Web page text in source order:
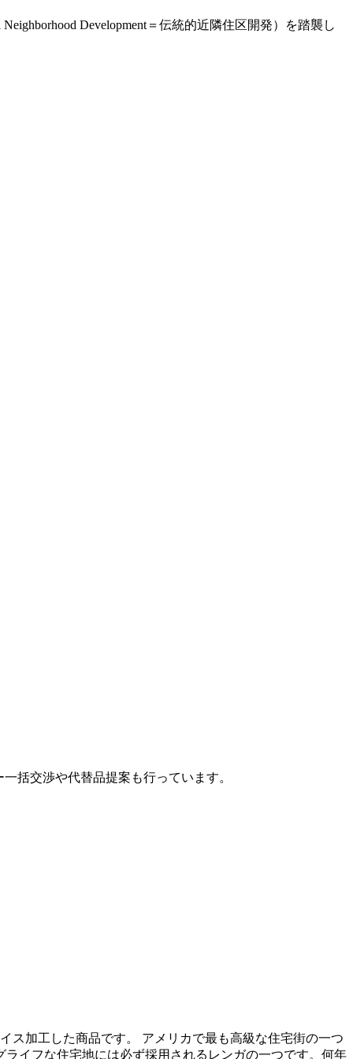
Development＝伝統的近隣住区開発）を踏襲し
括交渉や代替品提案も行っています。
ス加工した商品です。 アメリカで最も高級な住宅街の一つ
イフな住宅地には必ず採用されるレンガの一つです。何年